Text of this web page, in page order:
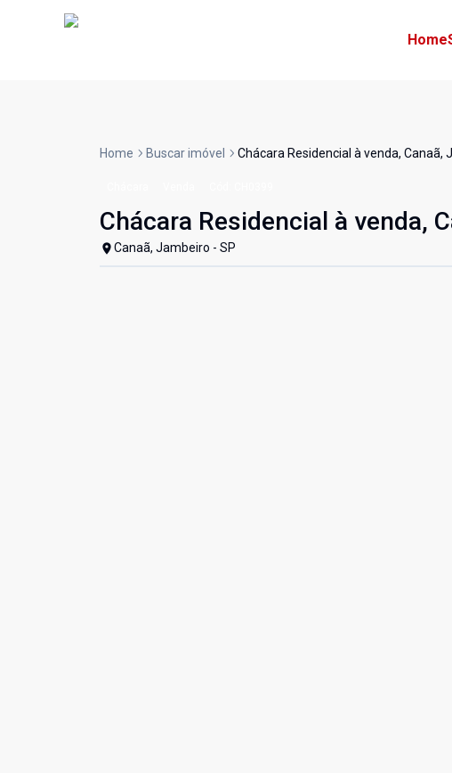
Home
Home Buscar imóvel Chácara Residencial à venda, Canaã,
Chácara Residencial à venda,
Canaã, Jambeiro - SP